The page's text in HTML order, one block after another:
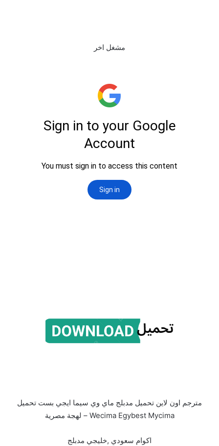
مشغل اخر
مترجم اون لاين تحميل مدبلج ماي وي سيما ايجي بست تحميل
Wecima Egybest Mycima – لهجة مصرية
اكوام سعودي ,خليجي مدبلج